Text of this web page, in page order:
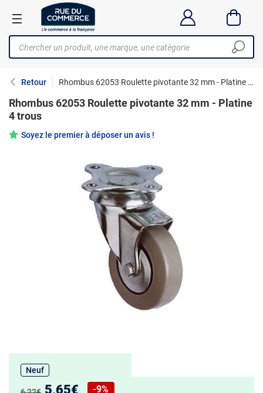
Retour Rhombus 62053 Roulette pivotante 32 mm - Platine 4 trous
Rhombus 62053 Roulette pivotante 32 mm - Platine
4 trous
Soyez le premier à déposer un avis !
Neuf
Nouveau prix :
5,65€
-9%